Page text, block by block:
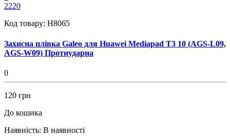
2220
Код товару: H8065
Захисна плівка Galeo для Huawei Mediapad T3 10 (AGS-L09,
AGS-W09) Протиударна
0
120 грн
До кошика
Наявність: В наявності